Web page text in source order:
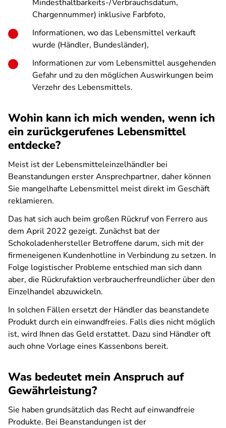
Mindesthaltbarkeits-/Verbrauchsdatum,
Chargennummer) inklusive Farbfoto,
Informationen, wo das Lebensmittel verkauft
wurde (Händler, Bundesländer),
Informationen zur vom Lebensmittel ausgehenden
Gefahr und zu den möglichen Auswirkungen beim
Verzehr des Lebensmittels.
Wohin kann ich mich wenden, wenn ich
ein zurückgerufenes Lebensmittel
entdecke?
Meist ist der Lebensmitteleinzelhändler bei
Beanstandungen erster Ansprechpartner, daher können
Sie mangelhafte Lebensmittel meist direkt im Geschäft
reklamieren.
Das hat sich auch beim großen Rückruf von Ferrero aus
dem April 2022 gezeigt. Zunächst bat der
Schokoladenhersteller Betroffene darum, sich mit der
firmeneigenen Kundenhotline in Verbindung zu setzen. In
Folge logistischer Probleme entschied man sich dann
aber, die Rückrufaktion verbraucherfreundlicher über den
Einzelhandel abzuwickeln.
In solchen Fällen ersetzt der Händler das beanstandete
Produkt durch ein einwandfreies. Falls dies nicht möglich
ist, wird Ihnen das Geld erstattet. Dazu sind Händler oft
auch ohne Vorlage eines Kassenbons bereit.
Was bedeutet mein Anspruch auf
Gewährleistung?
Sie haben grundsätzlich das Recht auf einwandfreie
Produkte. Bei Beanstandungen ist der